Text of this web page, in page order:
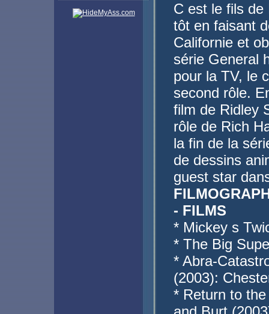
C est le fils de
tôt en faisant
Californie et
série General
pour la TV, le
second rôle.
film de Ridley
rôle de Rich
la fin de la
de dessins
guest star
- FILMS
* Mickey s
* The Big
* Abra-
(2003):
* Return to